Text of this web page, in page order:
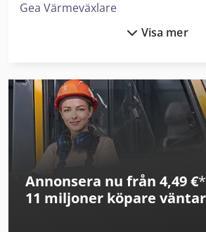
Gea Värmeväxlare
Hanomag Bulldozers
Hyundai Minigrävare
Ingersoll Rand Kompressorer
Leif & Lorentz Spridare För Lim
Linde Reachstacker
Visa mer
Annonsera nu från 4,49 €*
11 miljoner köpare